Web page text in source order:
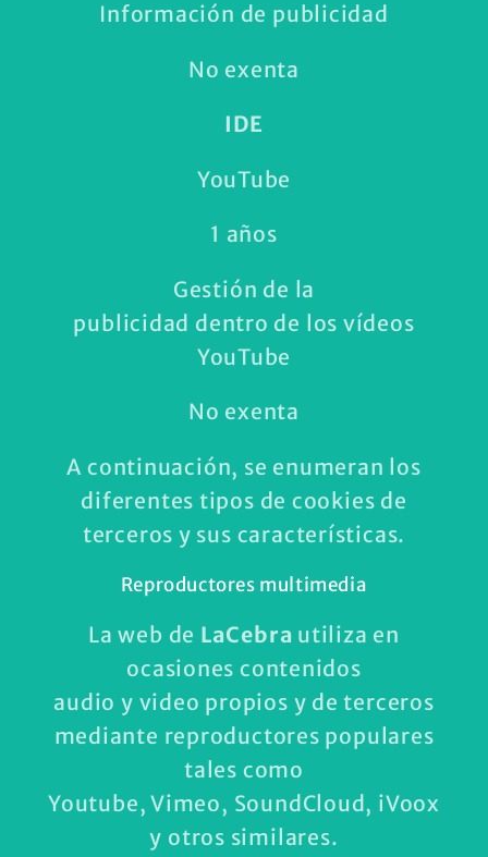
Información de publicidad
No exenta
IDE
YouTube
1 años
Gestión de la
publicidad dentro de los vídeos
YouTube
No exenta
A continuación, se enumeran los
diferentes tipos de cookies de
terceros y sus características.
Reproductores multimedia
La web de LaCebra utiliza en
ocasiones contenidos
audio y video propios y de terceros
mediante reproductores populares
tales como
Youtube, Vimeo, SoundCloud, iVoox
y otros similares.